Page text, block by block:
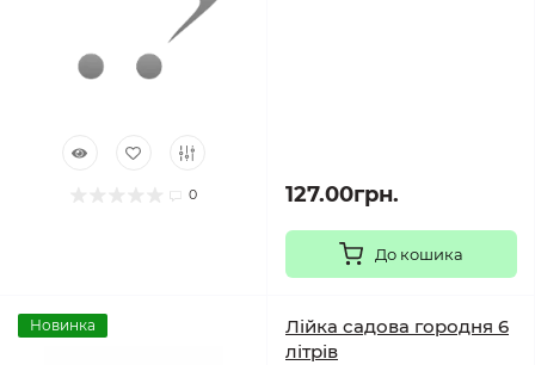
0 127.00грн.
До кошика
Новинка
Лійка садова городня 6
літрів